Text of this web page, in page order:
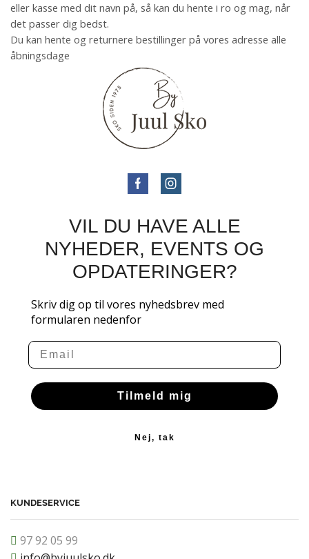
eller kasse med dit navn på, så kan du hente i ro og mag, når
det passer dig bedst.
Du kan hente og returnere bestillinger på vores adresse alle
åbningsdage
VIL DU HAVE ALLE
NYHEDER, EVENTS OG
OPDATERINGER?
Skriv dig op til vores nyhedsbrev med
formularen nedenfor
Email
Tilmeld mig
Nej, tak
KUNDESERVICE
97 92 05 99